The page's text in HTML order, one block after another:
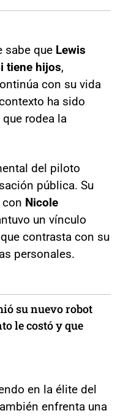
sabe que Lewis
tiene hijos,
con su vida
ha sido
rodea la
del piloto
pública. Su
Nicole
un vínculo
contrasta con su
personales.
su nuevo robot
le costó y que
en la élite del
enfrenta una